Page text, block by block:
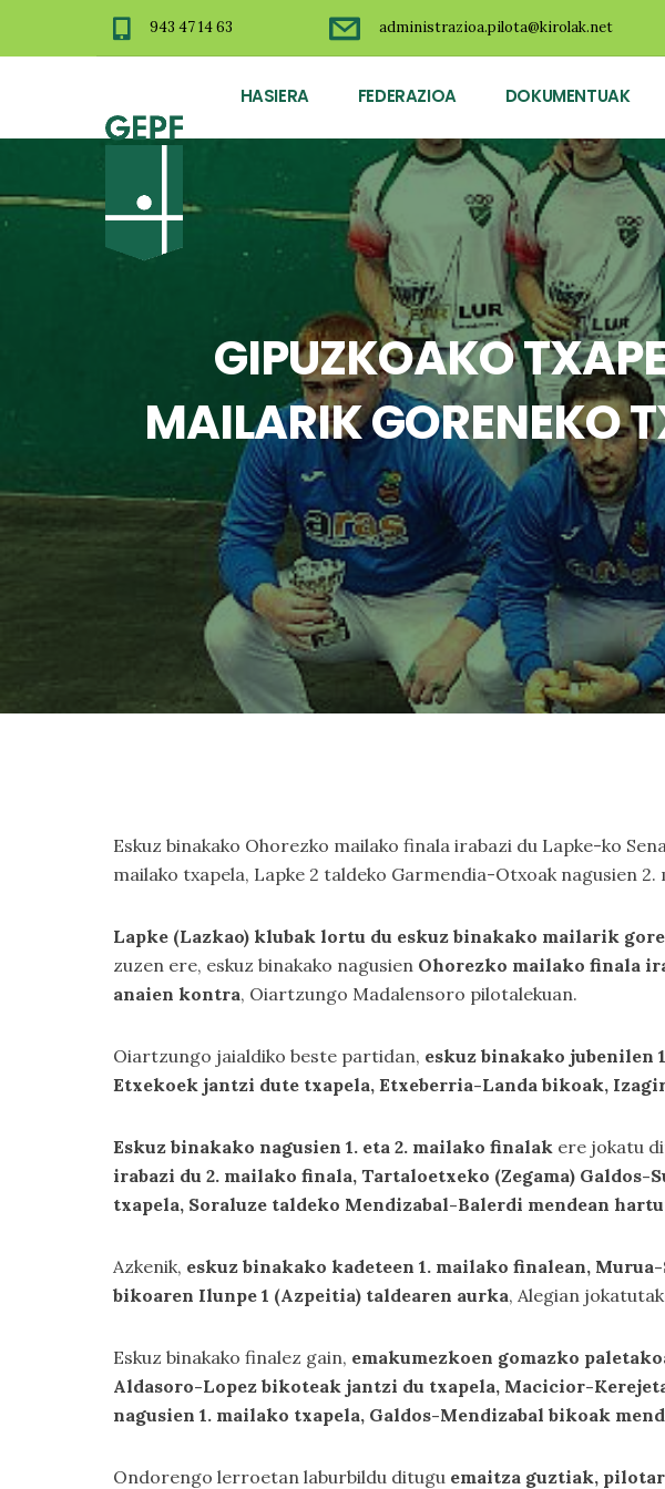
943 47 14 63 administrazioa.pilota@kirolak.net
HASIERA FEDERAZIOA DOKUMENTUAK
GIPUZKOAKO
MAILARIK GORENEKO
Eskuz binakako Ohorezko mailako finala irabazi du Lapke-ko
mailako txapela, Lapke 2 taldeko Garmendia-Otxoak nagusien
Lapke (Lazkao) klubak lortu du eskuz binakako mailarik
zuzen ere, eskuz binakako nagusien Ohorezko mailako finala
anaien kontra, Oiartzungo Madalensoro pilotalekuan.
Oiartzungo jaialdiko beste partidan, eskuz binakako jubenilen
Etxekoek jantzi dute txapela, Etxeberria-Landa bikoak,
Eskuz binakako nagusien 1. eta 2. mailako finalak ere jokatu
irabazi du 2. mailako finala, Tartaloetxeko (Zegama) Galdos-
txapela, Soraluze taldeko Mendizabal-Balerdi mendean
Azkenik, eskuz binakako kadeteen 1. mailako finalean,
bikoaren Ilunpe 1 (Azpeitia) taldearen aurka, Alegian
Eskuz binakako finalez gain, emakumezkoen gomazko
Aldasoro-Lopez bikoteak jantzi du txapela, Macicior-
nagusien 1. mailako txapela, Galdos-Mendizabal bikoak
Ondorengo lerroetan laburbildu ditugu emaitza guztiak,